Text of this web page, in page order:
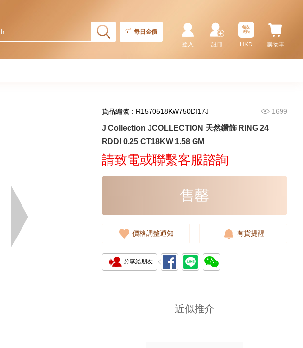
每日金價
購物車
繁
HKD
註冊
登入
貨品編號：R1570518KW750DI17J 1699
J Collection JCOLLECTION 天然鑽飾 RING 24
RDDI 0.25 CT18KW 1.58 GM
請致電或聯繫客服諮詢
售罄
價格調整通知 有貨提醒
分享給朋友
近似推介
J Collection JCOLLECTION
天然鑽飾 RING W/DIAMOND 17
RDDI 0.32 CT18KR 2.14 GM
18KW 4.50 GM (Head 6.5mm)
3,764.00